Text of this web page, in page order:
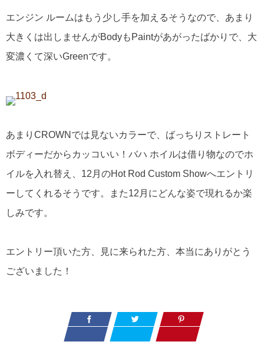
エンジン ルームはもう少し手を加えるそうなので、あまり
大きくは出しませんがBodyもPaintがあがったばかりで、大
変濃くて深いGreenです。
あまりCROWNでは見ないカラーで、ばっちりストレート
ボディーだからカッコいい！バハ ホイルは借り物なのでホ
イルを入れ替え、12月のHot Rod Custom Showへエントリ
ーしてくれるそうです。また12月にどんな姿で現れるか楽
しみです。
エントリー頂いた方、見に来られた方、本当にありがとう
ございました！